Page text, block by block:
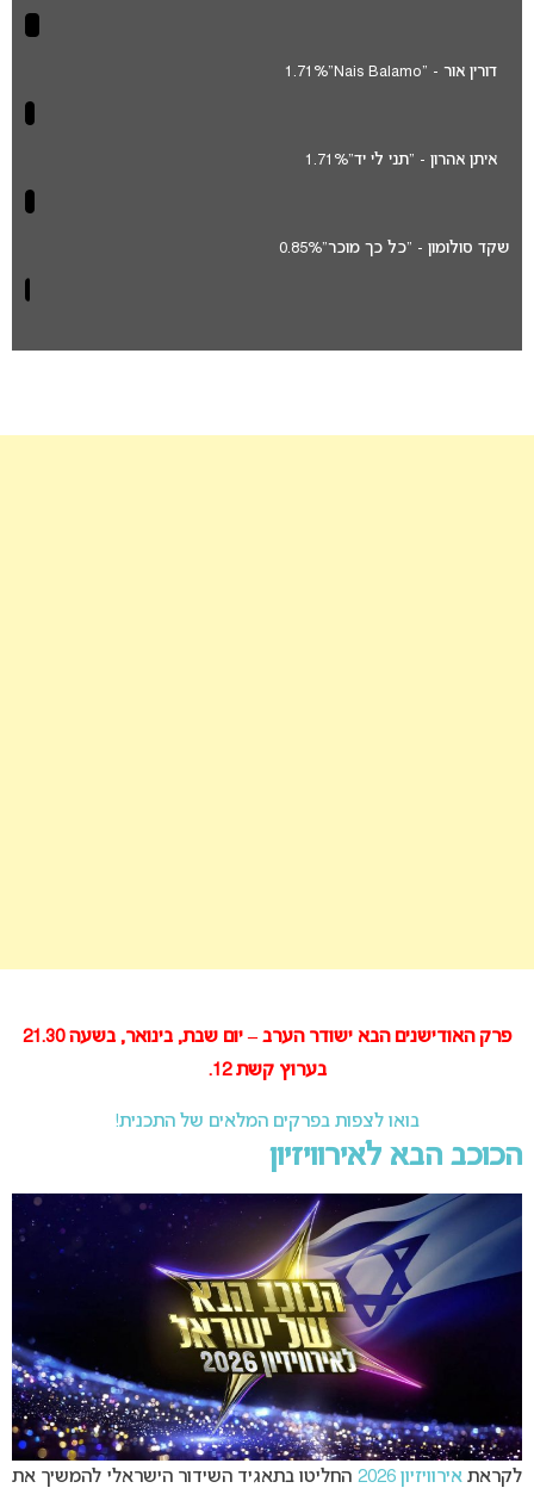
דורין אור - "Nais Balamo" 1.71%
איתן אהרון - "תני לי יד"1.71%
שקד סולומון - "כל כך מוכר"0.85%
פרק האודישנים הבא ישודר הערב – יום שבת, בינואר, בשעה 21.30
בערוץ קשת 12.
בואו לצפות בפרקים המלאים של התכנית!
הכוכב הבא לאירוויזיון
לקראת אירוויזיון 2026
החליטו בתאגיד השידור הישראלי להמשיך את